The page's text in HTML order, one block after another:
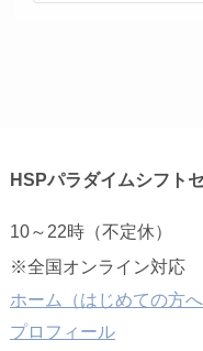
HSPパラダイムシフト
10～22時（不定休）
※全国オンライン対応
ホーム（はじめての方へ
プロフィール